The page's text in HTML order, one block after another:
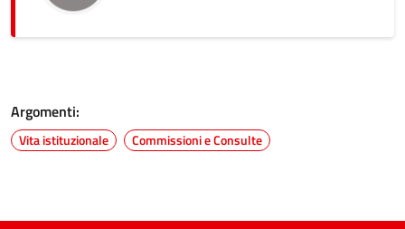
Argomenti:
Vita istituzionale Commissioni e Consulte